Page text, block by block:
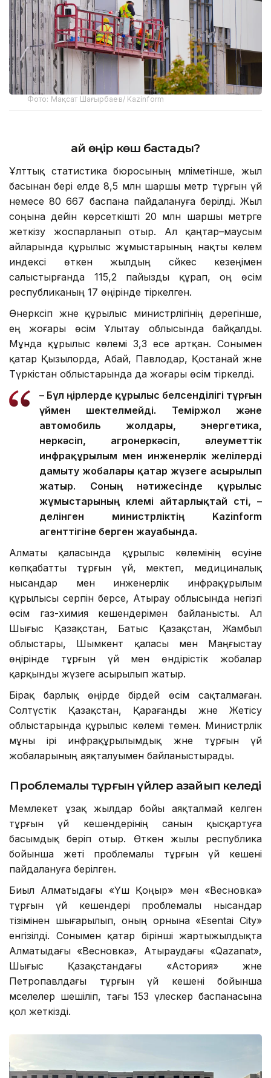
Фото: Мақсат Шағырбаев/ Kazinform
Қай өңір көш бастады?
Ұлттық статистика бюросының мәліметінше, жыл
басынан бері елде 8,5 млн шаршы метр тұрғын үй
немесе 80 667 баспана пайдалануға берілді. Жыл
соңына дейін көрсеткішті 20 млн шаршы метрге
жеткізу жоспарланып отыр. Ал қаңтар–маусым
айларында құрылыс жұмыстарының нақты көлем
индексі өткен жылдың сәйкес кезеңімен
салыстырғанда 115,2 пайызды құрап, оң өсім
республиканың 17 өңірінде тіркелген.
Өнеркәсіп және құрылыс министрлігінің дерегінше,
ең жоғары өсім Ұлытау облысында байқалды.
Мұнда құрылыс көлемі 3,3 есе артқан. Сонымен
қатар Қызылорда, Абай, Павлодар, Қостанай және
Түркістан облыстарында да жоғары өсім тіркелді.
– Бұл өңірлерде құрылыс белсенділігі тұрғын
үймен шектелмейді. Теміржол және
автомобиль жолдары, энергетика,
өнеркәсіп, агроөнеркәсіп, әлеуметтік
инфрақұрылым мен инженерлік желілерді
дамыту жобалары қатар жүзеге асырылып
жатыр. Соның нәтижесінде құрылыс
жұмыстарының көлемі айтарлықтай өсті, –
делінген министрліктің Kazinform
агенттігіне берген жауабында.
Алматы қаласында құрылыс көлемінің өсуіне
көпқабатты тұрғын үй, мектеп, медициналық
нысандар мен инженерлік инфрақұрылым
құрылысы серпін берсе, Атырау облысында негізгі
өсім газ-химия кешендерімен байланысты. Ал
Шығыс Қазақстан, Батыс Қазақстан, Жамбыл
облыстары, Шымкент қаласы мен Маңғыстау
өңірінде тұрғын үй мен өндірістік жобалар
қарқынды жүзеге асырылып жатыр.
Бірақ барлық өңірде бірдей өсім сақталмаған.
Солтүстік Қазақстан, Қарағанды және Жетісу
облыстарында құрылыс көлемі төмен. Министрлік
мұны ірі инфрақұрылымдық және тұрғын үй
жобаларының аяқталуымен байланыстырады.
Проблемалы тұрғын үйлер азайып келеді
Мемлекет ұзақ жылдар бойы аяқталмай келген
тұрғын үй кешендерінің санын қысқартуға
басымдық беріп отыр. Өткен жылы республика
бойынша жеті проблемалы тұрғын үй кешені
пайдалануға берілген.
Биыл Алматыдағы «Үш Қоңыр» мен «Весновка»
тұрғын үй кешендері проблемалы нысандар
тізімінен шығарылып, оның орнына «Esentai City»
енгізілді. Сонымен қатар бірінші жартыжылдықта
Алматыдағы «Весновка», Атыраудағы «Qazanat»,
Шығыс Қазақстандағы «Астория» және
Петропавлдағы тұрғын үй кешені бойынша
мәселелер шешіліп, тағы 153 үлескер баспанасына
қол жеткізді.